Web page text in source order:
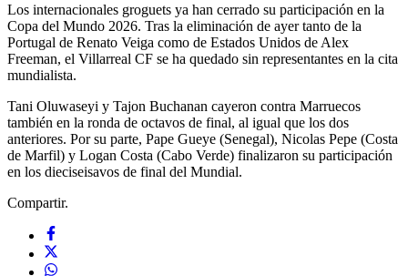
Los internacionales groguets ya han cerrado su participación en la
Copa del Mundo 2026. Tras la eliminación de ayer tanto de la
Portugal de Renato Veiga como de Estados Unidos de Alex
Freeman, el Villarreal CF se ha quedado sin representantes en la cita
mundialista.
Tani Oluwaseyi y Tajon Buchanan cayeron contra Marruecos
también en la ronda de octavos de final, al igual que los dos
anteriores. Por su parte, Pape Gueye (Senegal), Nicolas Pepe (Costa
de Marfil) y Logan Costa (Cabo Verde) finalizaron su participación
en los dieciseisavos de final del Mundial.
Compartir.